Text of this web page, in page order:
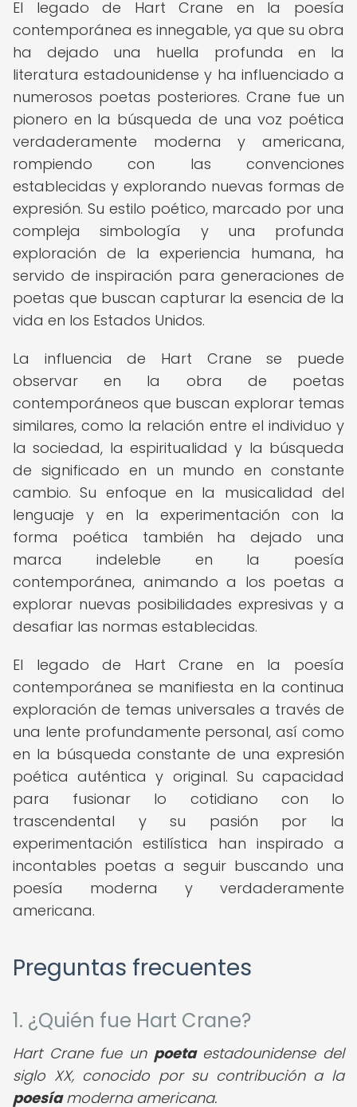
El legado de Hart Crane en la poesía
contemporánea es innegable, ya que su obra
ha dejado una huella profunda en la
literatura estadounidense y ha influenciado a
numerosos poetas posteriores. Crane fue un
pionero en la búsqueda de una voz poética
verdaderamente moderna y americana,
rompiendo con las convenciones
establecidas y explorando nuevas formas de
expresión. Su estilo poético, marcado por una
compleja simbología y una profunda
exploración de la experiencia humana, ha
servido de inspiración para generaciones de
poetas que buscan capturar la esencia de la
vida en los Estados Unidos.
La influencia de Hart Crane se puede
observar en la obra de poetas
contemporáneos que buscan explorar temas
similares, como la relación entre el individuo y
la sociedad, la espiritualidad y la búsqueda
de significado en un mundo en constante
cambio. Su enfoque en la musicalidad del
lenguaje y en la experimentación con la
forma poética también ha dejado una
marca indeleble en la poesía
contemporánea, animando a los poetas a
explorar nuevas posibilidades expresivas y a
desafiar las normas establecidas.
El legado de Hart Crane en la poesía
contemporánea se manifiesta en la continua
exploración de temas universales a través de
una lente profundamente personal, así como
en la búsqueda constante de una expresión
poética auténtica y original. Su capacidad
para fusionar lo cotidiano con lo
trascendental y su pasión por la
experimentación estilística han inspirado a
incontables poetas a seguir buscando una
poesía moderna y verdaderamente
americana.
Preguntas frecuentes
1. ¿Quién fue Hart Crane?
Hart Crane fue un poetaestadounidense del
siglo XX, conocido por su contribución a la
poesíamoderna americana.